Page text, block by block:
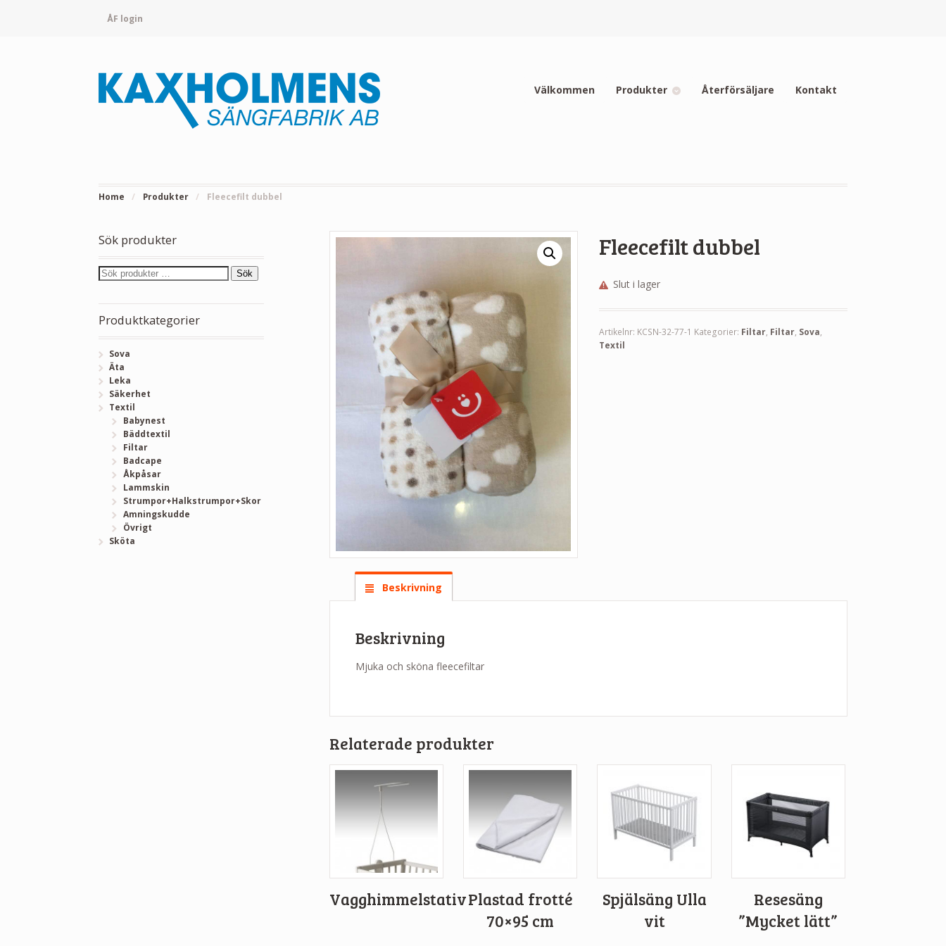
ÅF login
Välkommen Produkter Återförsäljare Kontakt
Home / Produkter / Fleecefilt dubbel
Fleecefilt dubbel
Slut i lager
Artikelnr: KCSN-32-77-1 Kategorier: Filtar, Filtar, Sova,
Textil
Beskrivning
Beskrivning
Mjuka och sköna fleecefiltar
Relaterade produkter
VagghimmelstativPlastad frotté
70×95 cm
Spjälsäng Ulla
vit
Resesäng
”Mycket lätt”
Sök produkter
Sök
Produktkategorier
Sova
Äta
Leka
Säkerhet
Textil
Babynest
Bäddtextil
Filtar
Badcape
Åkpåsar
Lammskin
Strumpor+Halkstrumpor+Skor
Amningskudde
Övrigt
Sköta